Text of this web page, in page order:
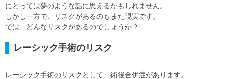
にとっては夢のような話に思えるかもしれません。
しかし一方で、リスクがあるのもまた現実です。
では、どんなリスクがあるのでしょうか？
レーシック手術のリスク
レーシック手術のリスクとして、術後合併症があります。